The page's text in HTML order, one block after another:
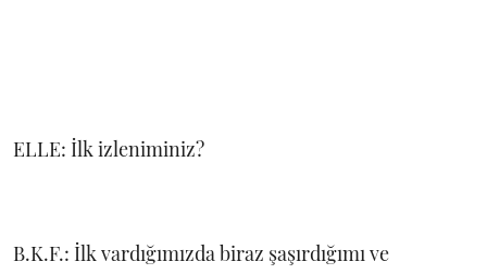
ELLE: İlk izleniminiz?
B.K.F.: İlk vardığımızda biraz şaşırdığımı ve